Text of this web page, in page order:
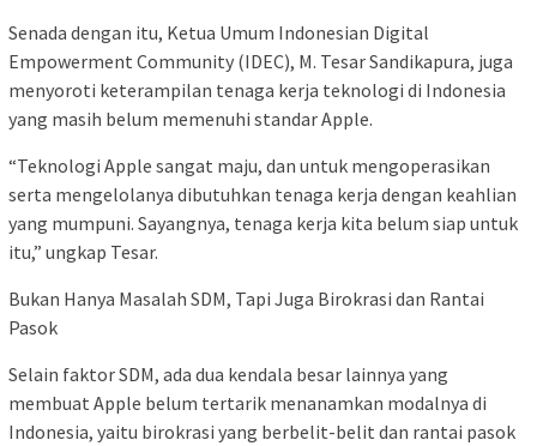
Senada dengan itu, Ketua Umum Indonesian Digital
Empowerment Community (IDEC), M. Tesar Sandikapura, juga
menyoroti keterampilan tenaga kerja teknologi di Indonesia
yang masih belum memenuhi standar Apple.
“Teknologi Apple sangat maju, dan untuk mengoperasikan
serta mengelolanya dibutuhkan tenaga kerja dengan keahlian
yang mumpuni. Sayangnya, tenaga kerja kita belum siap untuk
itu,” ungkap Tesar.
Bukan Hanya Masalah SDM, Tapi Juga Birokrasi dan Rantai
Pasok
Selain faktor SDM, ada dua kendala besar lainnya yang
membuat Apple belum tertarik menanamkan modalnya di
Indonesia, yaitu birokrasi yang berbelit-belit dan rantai pasok